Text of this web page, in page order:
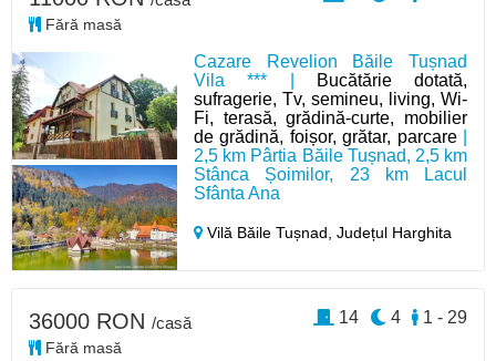
Cazare Revelion Băile Tușnad
Vila *** |
Bucătărie dotată,
sufragerie, Tv, semineu, living, Wi-
Fi, terasă, grădină-curte, mobilier
de grădină, foișor, grătar, parcare|
2,5 km Pârtia Băile Tușnad, 2,5 km
Stânca Șoimilor, 23 km Lacul
Sfânta Ana
Vilă Băile Tușnad,Județul Harghita
Fără masă
36000 RON /casă
Fără masă
1 - 29
4
14